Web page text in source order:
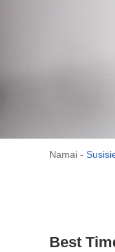
Namai -
Best